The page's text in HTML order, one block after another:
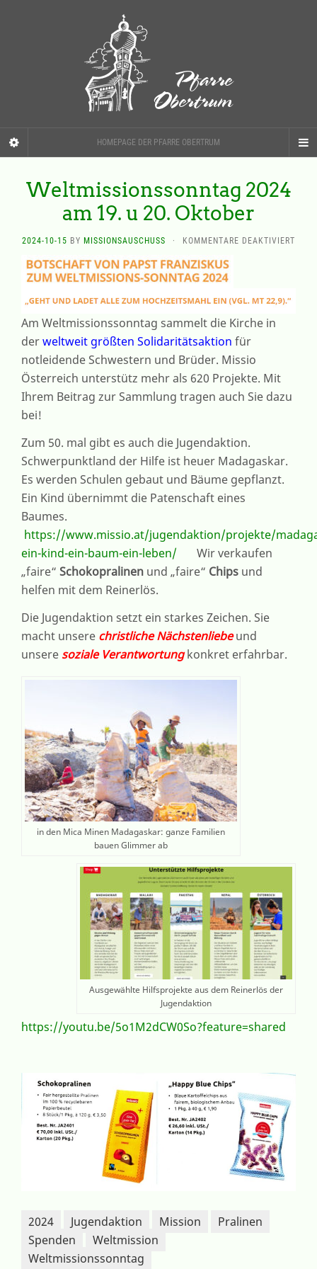
HOMEPAGE DER PFARRE OBERTRUM
Weltmissionssonntag 2024
am 19. u 20. Oktober
2024-10-15 BY MISSIONSAUSCHUSS · KOMMENTARE DEAKTIVIERT
Am Weltmissionssonntag sammelt die Kirche in
derweltweit größten Solidaritätsaktion für
notleidende Schwestern und Brüder. Missio
Österreich unterstütz mehr als 620 Projekte. Mit
Ihrem Beitrag zur Sammlung tragen auch Sie dazu
bei!
Zum 50. mal gibt es auch die Jugendaktion.
Schwerpunktland der Hilfe ist heuer Madagaskar.
Es werden Schulen gebaut und Bäume gepflanzt.
Ein Kind übernimmt die Patenschaft eines
Baumes.
https://www.missio.at/jugendaktion/projekte/
ein-kind-ein-baum-ein-leben/ Wir verkaufen
„faire“ Schokopralinen und „faire“ Chips und
helfen mit dem Reinerlös.
Die Jugendaktion setzt ein starkes Zeichen. Sie
macht unsere christliche Nächstenliebeund
unsere soziale Verantwortungkonkret erfahrbar.
in den Mica Minen Madagaskar: ganze Familien
bauen Glimmer ab
Ausgewählte Hilfsprojekte aus dem Reinerlös der
Jugendaktion
https://youtu.be/5o1M2dCW0So?feature=shared
2024 Jugendaktion Mission
Pralinen
Spenden
Weltmission
Weltmissionssonntag